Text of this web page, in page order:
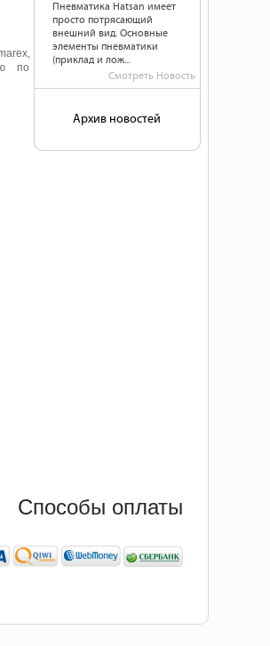
по
Пневматика Hatsan имеет
просто потрясающий
внешний вид. Основные
элементы пневматики
(приклад и лож...
Смотреть Новость
Архив новостей
Способы оплаты